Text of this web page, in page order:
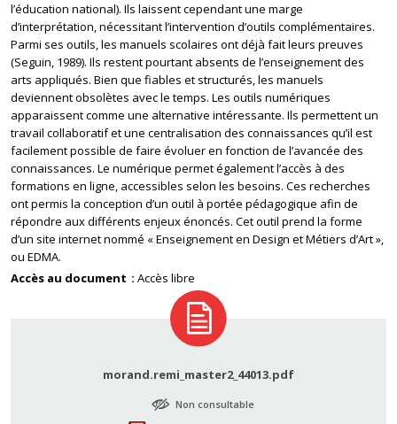
l’éducation national). Ils laissent cependant une marge
d’interprétation, nécessitant l’intervention d’outils complémentaires.
Parmi ses outils, les manuels scolaires ont déjà fait leurs preuves
(Seguin, 1989). Ils restent pourtant absents de l’enseignement des
arts appliqués. Bien que fiables et structurés, les manuels
deviennent obsolètes avec le temps. Les outils numériques
apparaissent comme une alternative intéressante. Ils permettent un
travail collaboratif et une centralisation des connaissances qu’il est
facilement possible de faire évoluer en fonction de l’avancée des
connaissances. Le numérique permet également l’accès à des
formations en ligne, accessibles selon les besoins. Ces recherches
ont permis la conception d’un outil à portée pédagogique afin de
répondre aux différents enjeux énoncés. Cet outil prend la forme
d’un site internet nommé « Enseignement en Design et Métiers d’Art »,
ou EDMA.
Accès au document
Accès libre
morand.remi_master2_44013.pdf
Non consultable